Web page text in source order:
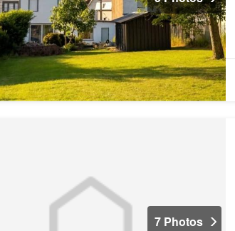
7 Photos